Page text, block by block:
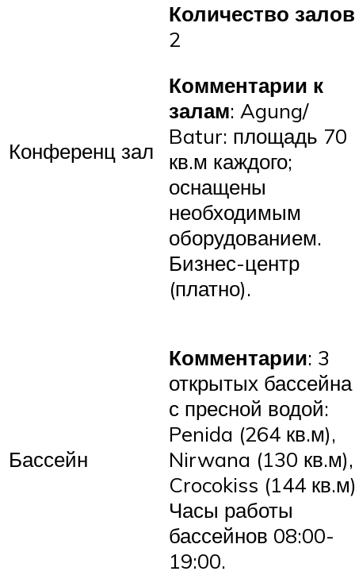
Конференц зал
Количество залов
2
Комментарии к
залам: Agung/
Batur: площадь 70
кв.м каждого;
оснащены
необходимым
оборудованием.
Бизнес-центр
(платно).
Бассейн
Комментарии: 3
открытых бассейна
с пресной водой:
Penida (264 кв.м),
Nirwana (130 кв.м),
Crocokiss (144
Часы работы
бассейнов 08:00-
19:00.